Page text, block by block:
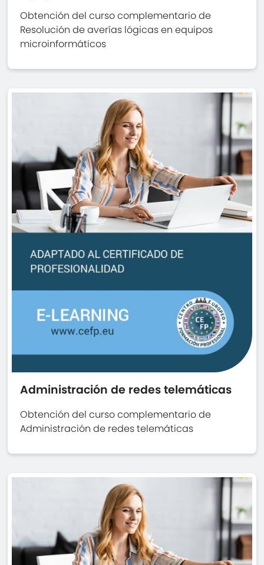
Obtención del curso complementario de
Resolución de averías lógicas en equipos
microinformáticos
Administración de redes telemáticas
Obtención del curso complementario de
Administración de redes telemáticas